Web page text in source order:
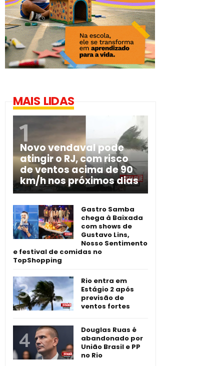
MAIS LIDAS
Novo vendaval pode
atingir o RJ, com risco
de ventos acima de 90
km/h nos próximos dias
Gastro Samba
chega à Baixada
com shows de
Gustavo Lins,
Nosso Sentimento
e festival de comidas no
TopShopping
Rio entra em
Estágio 2 após
previsão de
ventos fortes
Douglas Ruas é
abandonado por
União Brasil e PP
no Rio